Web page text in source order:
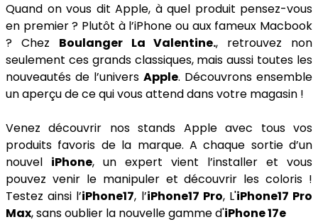
Quand on vous dit Apple, à quel produit pensez-vous
en premier ? Plutôt à l’iPhone ou aux fameux Macbook
? Chez Boulanger La Valentine., retrouvez non
seulement ces grands classiques, mais aussi toutes les
nouveautés de l’univers Apple. Découvrons ensemble
un aperçu de ce qui vous attend dans votre magasin !
Venez découvrir nos stands Apple avec tous vos
produits favoris de la marque. A chaque sortie d’un
nouvel iPhone, un expert vient l’installer et vous
pouvez venir le manipuler et découvrir les coloris !
Testez ainsi l’iPhone17, l’iPhone17 Pro, L'iPhone17 Pro
Max, sans oublier la nouvelle gamme d'iPhone 17e